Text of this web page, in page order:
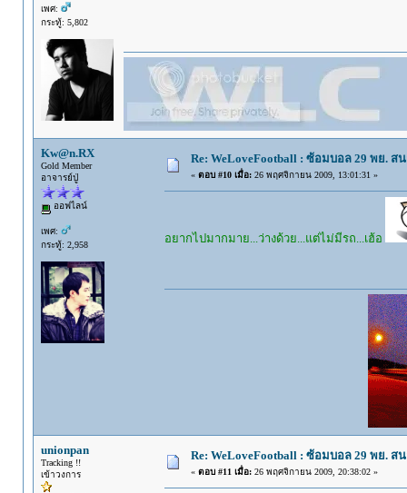
เพศ:
กระทู้: 5,802
Kw@n.RX
Gold Member
อาจารย์ปู่
ออฟไลน์
เพศ:
กระทู้: 2,958
Re: WeLoveFootball : ซ้อมบอล 29 พย. ส
« ตอบ #10 เมื่อ:26 พฤศจิกายน 2009, 13:01:31 »
อยากไปมากมาย...ว่างด้วย...แต่ไม่มีรถ...เฮ้อ
unionpan
Tracking !!
เข้าวงการ
Re: WeLoveFootball : ซ้อมบอล 29 พย. ส
« ตอบ #11 เมื่อ:26 พฤศจิกายน 2009, 20:38:02 »